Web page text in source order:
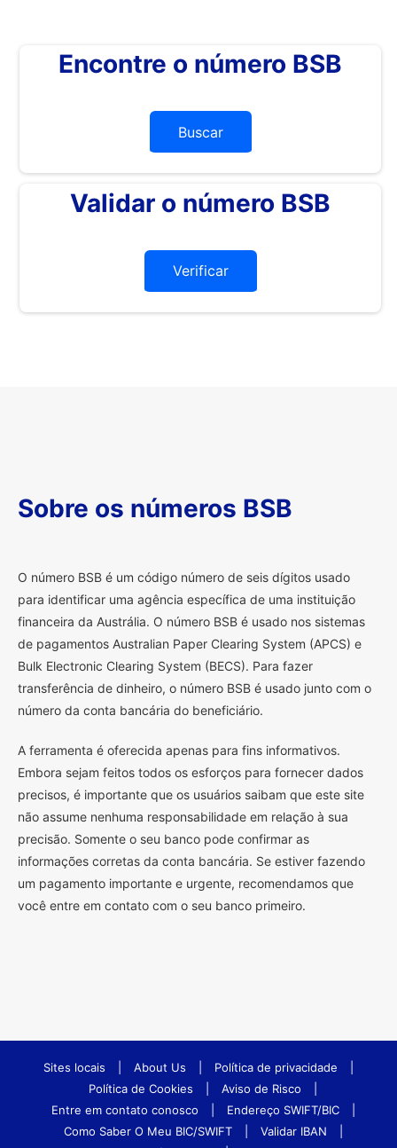
Encontre o número BSB
Buscar
Validar o número BSB
Verificar
Sobre os números BSB
O número BSB é um código número de seis dígitos usado
para identificar uma agência específica de uma instituição
financeira da Austrália. O número BSB é usado nos sistemas
de pagamentos Australian Paper Clearing System (APCS) e
Bulk Electronic Clearing System (BECS). Para fazer
transferência de dinheiro, o número BSB é usado junto com o
número da conta bancária do beneficiário.
A ferramenta é oferecida apenas para fins informativos.
Embora sejam feitos todos os esforços para fornecer dados
precisos, é importante que os usuários saibam que este site
não assume nenhuma responsabilidade em relação à sua
precisão. Somente o seu banco pode confirmar as
informações corretas da conta bancária. Se estiver fazendo
um pagamento importante e urgente, recomendamos que
você entre em contato com o seu banco primeiro.
Sites locais About Us Política de privacidade
Política de Cookies
Aviso de Risco
Entre em contato conosco
Endereço SWIFT/BIC
Como Saber O Meu BIC/SWIFT
Validar IBAN